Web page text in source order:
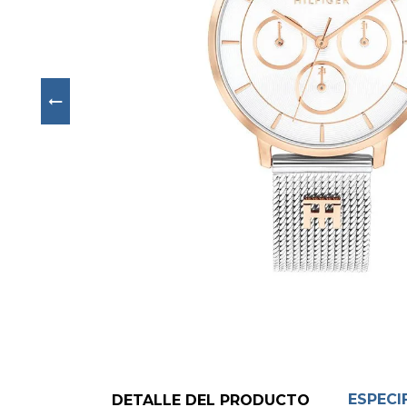
DETALLE DEL PRODUCTO